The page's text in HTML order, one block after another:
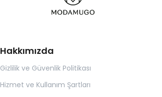
Hakkımızda
Gizlilik ve Güvenlik Politikası
Hizmet ve Kullanım Şartları